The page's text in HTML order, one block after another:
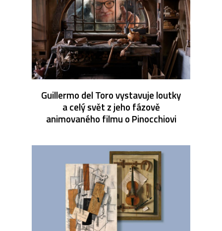
Guillermo del Toro vystavuje loutky
a celý svět z jeho fázově
animovaného filmu o Pinocchiovi